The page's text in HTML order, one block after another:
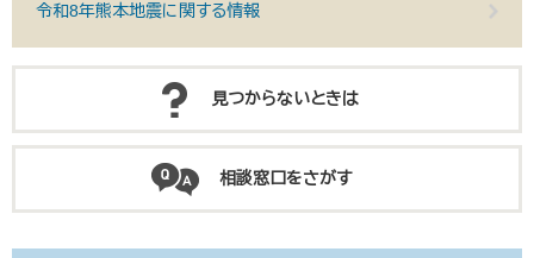
令和8年熊本地震に関する情報
見つからないときは
相談窓口をさがす